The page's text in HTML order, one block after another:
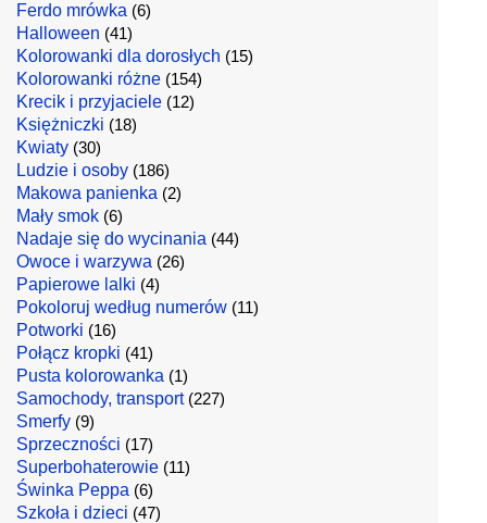
Ferdo mrówka (6)
Halloween (41)
Kolorowanki dla dorosłych (15)
Kolorowanki różne (154)
Krecik i przyjaciele (12)
Księżniczki (18)
Kwiaty (30)
Ludzie i osoby (186)
Makowa panienka (2)
Mały smok (6)
Nadaje się do wycinania (44)
Owoce i warzywa (26)
Papierowe lalki (4)
Pokoloruj według numerów (11)
Potworki (16)
Połącz kropki (41)
Pusta kolorowanka (1)
Samochody, transport(227)
Smerfy (9)
Sprzeczności (17)
Superbohaterowie (11)
Świnka Peppa (6)
Szkoła i dzieci (47)